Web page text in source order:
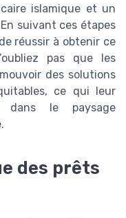
islamique et un
suivant ces étapes
réussir à obtenir ce
pas que les
des solutions
ce qui leur
dans le paysage
des prêts